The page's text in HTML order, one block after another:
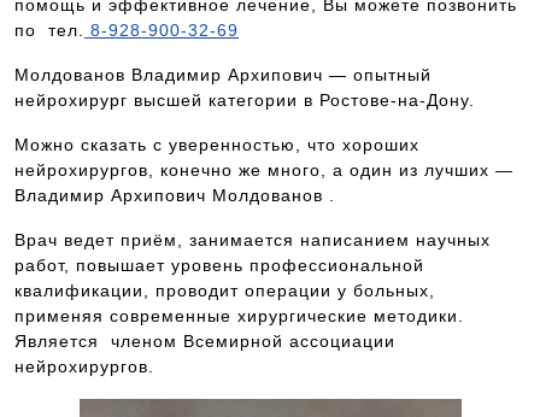
помощь и эффективное лечение, Вы можете позвонить
по тел.
8-928-900-32-69
Молдованов Владимир Архипович — опытный
нейрохирург высшей категории в Ростове-на-Дону.
Можно сказать с уверенностью, что хороших
нейрохирургов, конечно же много, а один из лучших —
Владимир Архипович Молдованов .
Врач ведет приём, занимается написанием научных
работ, повышает уровень профессиональной
квалификации, проводит операции у больных,
применяя современные хирургические методики.
Является членом Всемирной ассоциации
нейрохирургов.